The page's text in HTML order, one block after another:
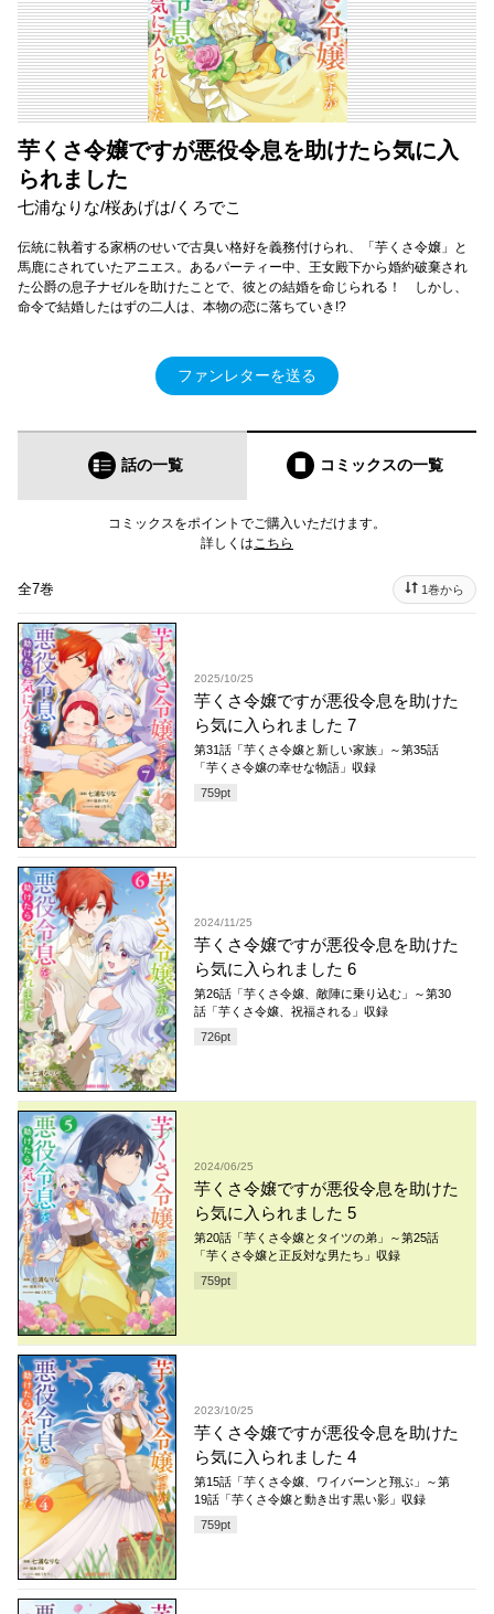
芋くさ令嬢ですが悪役令息を助けたら気に入
られました
七浦なりな/桜あげは/くろでこ
伝統に執着する家柄のせいで古臭い格好を義務付けられ、「芋くさ令嬢」と
馬鹿にされていたアニエス。あるパーティー中、王女殿下から婚約破棄され
た公爵の息子ナゼルを助けたことで、彼との結婚を命じられる！ しかし、
命令で結婚したはずの二人は、本物の恋に落ちていき!?
ファンレターを送る
話の一覧 コミックスの一覧
コミックスをポイントでご購入いただけます。
詳しくはこちら
全7巻 1巻から
2025/10/25
芋くさ令嬢ですが悪役令息を助けた
ら気に入られました 7
第31話「芋くさ令嬢と新しい家族」～第35話
「芋くさ令嬢の幸せな物語」収録
759pt
2024/11/25
芋くさ令嬢ですが悪役令息を助けた
ら気に入られました 6
第26話「芋くさ令嬢、敵陣に乗り込む」～第30
話「芋くさ令嬢、祝福される」収録
726pt
2024/06/25
芋くさ令嬢ですが悪役令息を助けた
ら気に入られました 5
第20話「芋くさ令嬢とタイツの弟」～第25話
「芋くさ令嬢と正反対な男たち」収録
759pt
2023/10/25
芋くさ令嬢ですが悪役令息を助けた
ら気に入られました 4
第15話「芋くさ令嬢、ワイバーンと翔ぶ」～第
19話「芋くさ令嬢と動き出す黒い影」収録
759pt